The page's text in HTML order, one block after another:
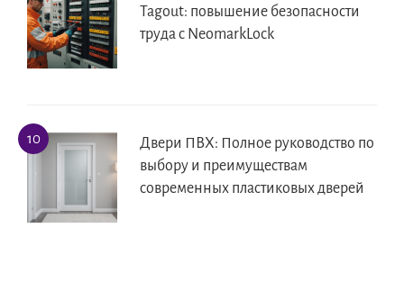
Tagout: повышение безопасности
труда с NeomarkLock
Двери ПВХ: Полное руководство по
выбору и преимуществам
современных пластиковых дверей